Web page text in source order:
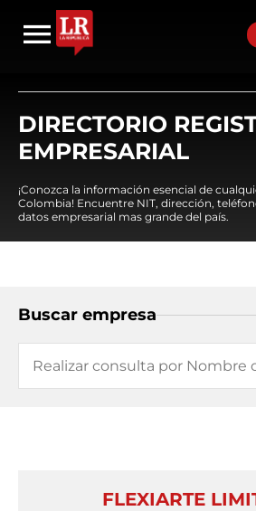
DIRECTORIO
EMPRESARIAL
¡Conozca la información esencial de
Colombia! Encuentre NIT, dirección,
datos empresarial mas grande del país.
Buscar empresa
FLEXIARTE